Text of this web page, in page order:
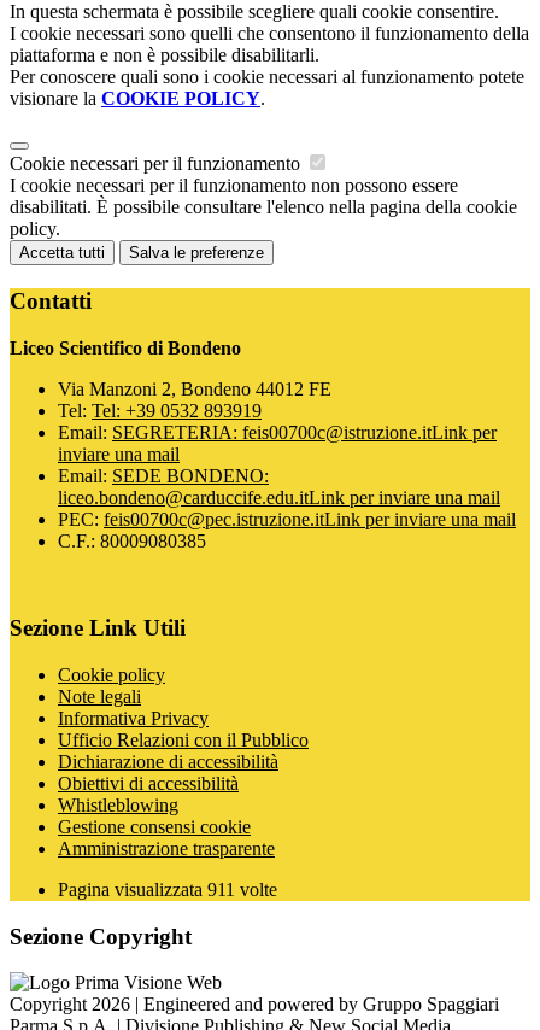
In questa schermata è possibile scegliere quali cookie consentire.
I cookie necessari sono quelli che consentono il funzionamento della
piattaforma e non è possibile disabilitarli.
Per conoscere quali sono i cookie necessari al funzionamento potete
visionare la COOKIE POLICY.
Cookie necessari per il funzionamento
I cookie necessari per il funzionamento non possono essere
disabilitati. È possibile consultare l'elenco nella pagina della cookie
policy.
Accetta tutti Salva le preferenze
Contatti
Liceo Scientifico di Bondeno
Via Manzoni 2, Bondeno 44012 FE
Tel: Tel: +39 0532 893919
Email: SEGRETERIA: feis00700c@istruzione.itLink per
inviare una mail
Email: SEDE BONDENO:
liceo.bondeno@carduccife.edu.itLink per inviare una mail
PEC: feis00700c@pec.istruzione.itLink per inviare una mail
C.F.: 80009080385
Sezione Link Utili
Cookie policy
Note legali
Informativa Privacy
Ufficio Relazioni con il Pubblico
Dichiarazione di accessibilità
Obiettivi di accessibilità
Whistleblowing
Gestione consensi cookie
Amministrazione trasparente
Pagina visualizzata 911 volte
Sezione Copyright
Copyright 2026 | Engineered and powered by Gruppo Spaggiari